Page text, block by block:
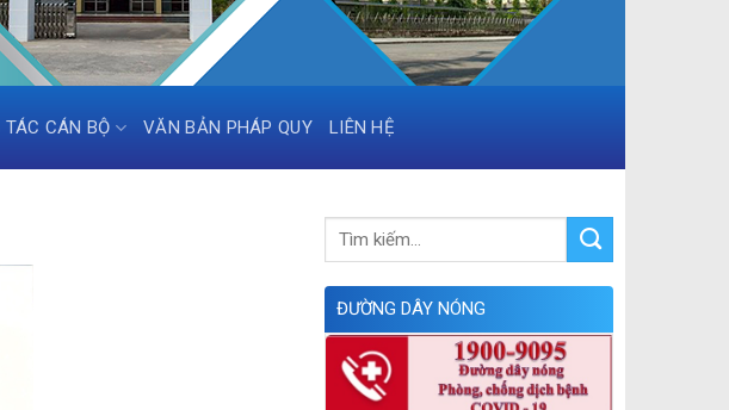
TÁC CÁN BỘ VĂN BẢN PHÁP QUY LIÊN HỆ
ĐƯỜNG DÂY NÓNG